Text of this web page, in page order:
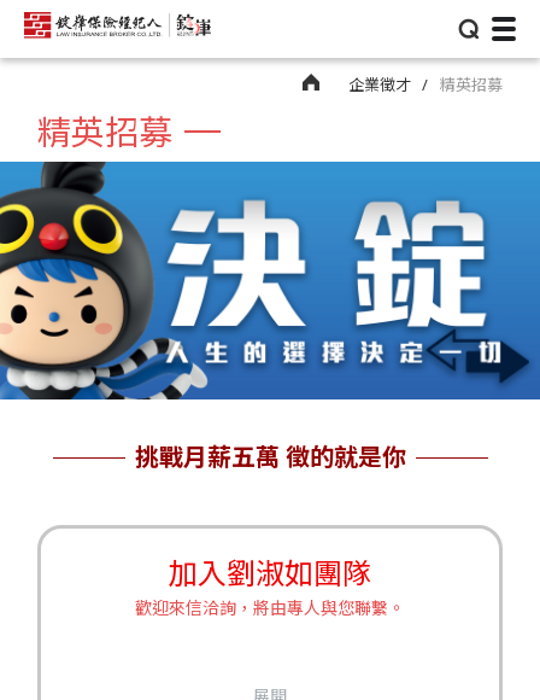
⌕
企業徵才 精英招募
精英招募
挑戰月薪五萬 徵的就是你
加入劉淑如團隊
歡迎來信洽詢，將由專人與您聯繫。